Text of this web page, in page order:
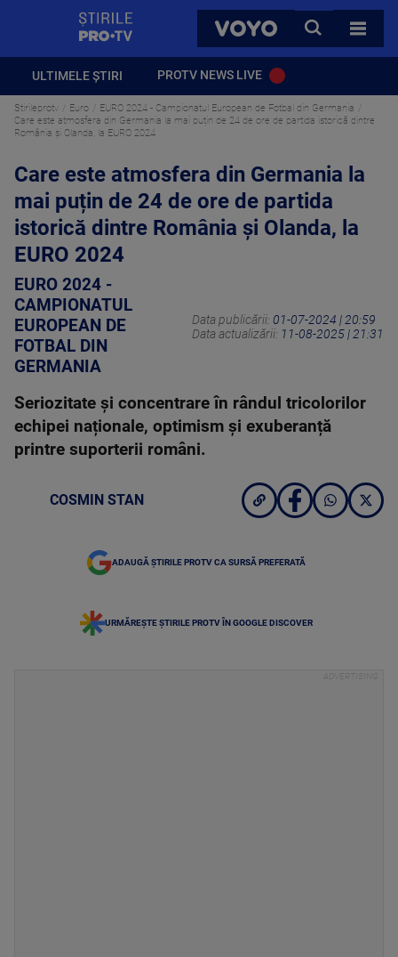
VOYO
CAUTA
TOATE
ULTIMELE ȘTIRI PROTV NEWS LIVE
Stirileprotv Euro
EURO 2024 - Campionatul European de Fotbal din Germania
Care este atmosfera din Germania la mai puțin de 24 de ore de partida istorică dintre
România și Olanda, la EURO 2024
Care este atmosfera din Germania la
mai puțin de 24 de ore de partida
istorică dintre România și Olanda, la
EURO 2024
EURO 2024 -
CAMPIONATUL
EUROPEAN DE
FOTBAL DIN
GERMANIA
Data publicării: 01-07-2024 | 20:59
Data actualizării: 11-08-2025 | 21:31
Seriozitate și concentrare în rândul tricolorilor
echipei naționale, optimism și exuberanță
printre suporterii români.
COSMIN STAN
ADAUGĂ ȘTIRILE PROTV CA SURSĂ PREFERATĂ
URMĂREȘTE ȘTIRILE PROTV ÎN GOOGLE DISCOVER